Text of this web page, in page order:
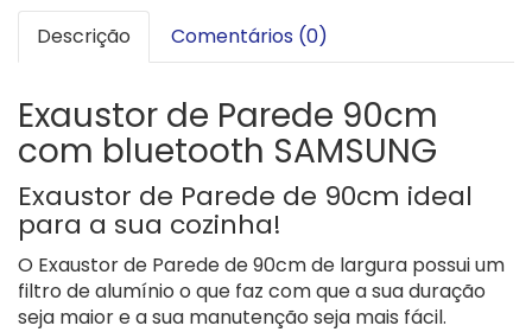
Descrição Comentários (0)
Exaustor de Parede 90cm
com bluetooth SAMSUNG
Exaustor de Parede de 90cm ideal
para a sua cozinha!
O Exaustor de Parede de 90cm de largura possui um
filtro de alumínio o que faz com que a sua duração
seja maior e a sua manutenção seja mais fácil.